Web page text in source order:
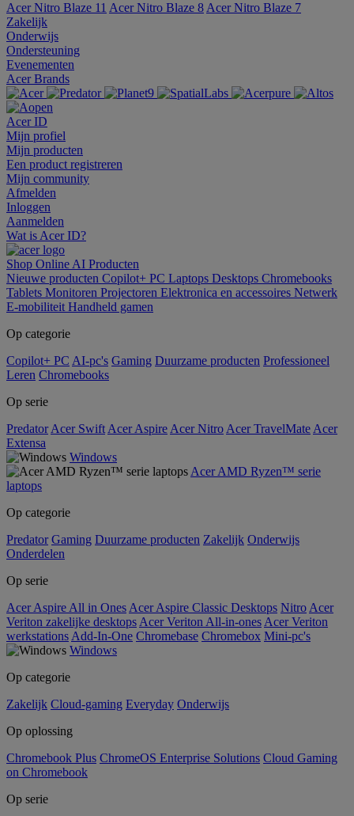
Acer Nitro Blaze 11 Acer Nitro Blaze 8 Acer Nitro Blaze 7
Zakelijk
Onderwijs
Ondersteuning
Evenementen
Acer Brands
Acer ID
Mijn profiel
Mijn producten
Een product registreren
Mijn community
Afmelden
Inloggen
Aanmelden
Wat is Acer ID?
Shop Online AI Producten
Nieuwe producten Copilot+ PC Laptops Desktops Chromebooks
Tablets Monitoren Projectoren Elektronica en accessoires Netwerk
E-mobiliteit Handheld gamen
Op categorie
Copilot+ PC AI-pc's Gaming Duurzame producten Professioneel
Leren Chromebooks
Op serie
Predator Acer Swift Acer Aspire Acer Nitro Acer TravelMate Acer
Extensa
Windows
Acer AMD Ryzen™ serie
laptops
Op categorie
Predator Gaming Duurzame producten Zakelijk Onderwijs
Onderdelen
Op serie
Acer Aspire All in Ones Acer Aspire Classic Desktops Nitro Acer
Veriton zakelijke desktops Acer Veriton All-in-ones Acer Veriton
werkstations Add-In-One Chromebase Chromebox Mini-pc's
Windows
Op categorie
Zakelijk Cloud-gaming Everyday Onderwijs
Op oplossing
Chromebook Plus ChromeOS Enterprise Solutions Cloud Gaming
on Chromebook
Op serie